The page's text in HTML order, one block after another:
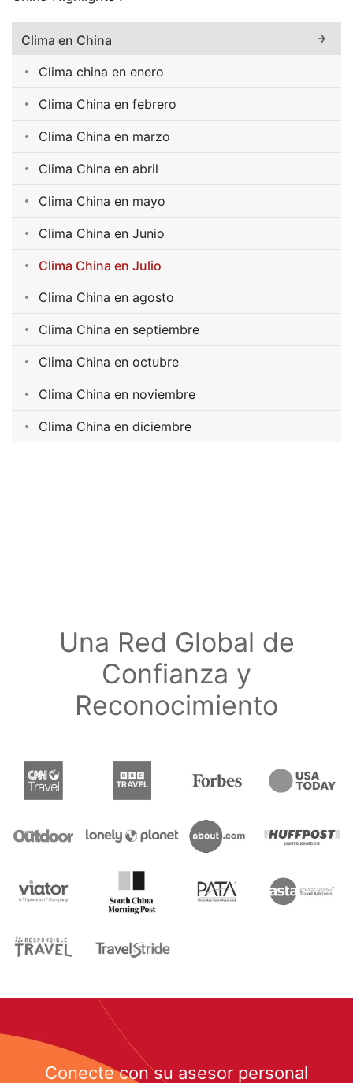
Clima en China
Clima china en enero
Clima China en febrero
Clima China en marzo
Clima China en abril
Clima China en mayo
Clima China en Junio
Clima China en Julio
Clima China en agosto
Clima China en septiembre
Clima China en octubre
Clima China en noviembre
Clima China en diciembre
Una Red Global de
Confianza y
Reconocimiento
Conecte con su asesor personal